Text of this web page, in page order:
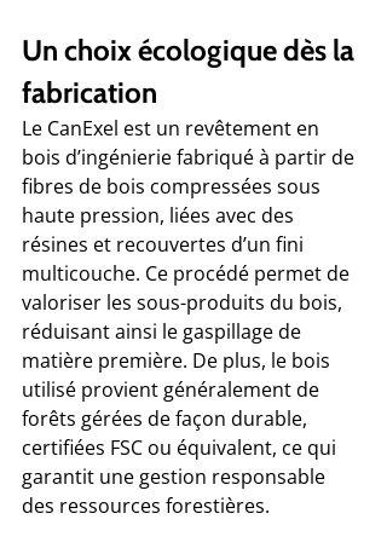
Un choix écologique dès la
fabrication
Le CanExel est un revêtement en
bois d’ingénierie fabriqué à partir de
fibres de bois compressées sous
haute pression, liées avec des
résines et recouvertes d’un fini
multicouche. Ce procédé permet de
valoriser les sous-produits du bois,
réduisant ainsi le gaspillage de
matière première. De plus, le bois
utilisé provient généralement de
forêts gérées de façon durable,
certifiées FSC ou équivalent, ce qui
garantit une gestion responsable
des ressources forestières.